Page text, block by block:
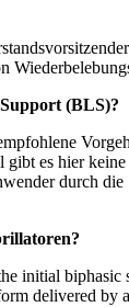
(BLS)?
es hier
durch
initial
delivered by